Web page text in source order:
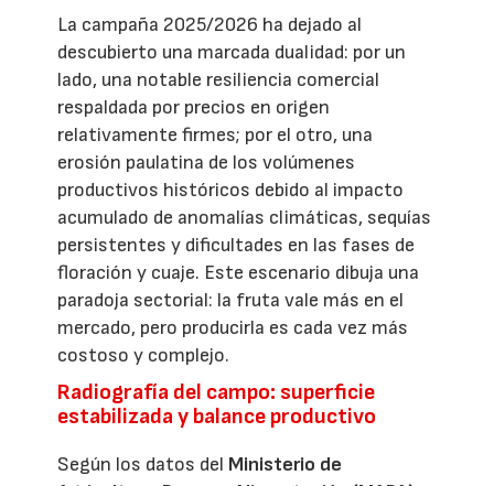
La campaña 2025/2026 ha dejado al
descubierto una marcada dualidad: por un
lado, una notable resiliencia comercial
respaldada por precios en origen
relativamente firmes; por el otro, una
erosión paulatina de los volúmenes
productivos históricos debido al impacto
acumulado de anomalías climáticas, sequías
persistentes y dificultades en las fases de
floración y cuaje. Este escenario dibuja una
paradoja sectorial: la fruta vale más en el
mercado, pero producirla es cada vez más
costoso y complejo.
Radiografía del campo: superficie
estabilizada y balance productivo
Según los datos del Ministerio de